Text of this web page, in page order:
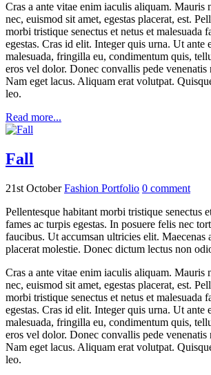
Cras a ante vitae enim iaculis aliquam. Mauris
nec, euismod sit amet, egestas placerat, est.
morbi tristique senectus et netus et malesuada
egestas. Cras id elit. Integer quis urna. Ut ante
malesuada, fringilla eu, condimentum quis,
eros vel dolor. Donec convallis pede
Nam eget lacus. Aliquam erat volutpat.
leo.
Read more...
Fall
21st OctoberFashion Portfolio 0 comment
Pellentesque habitant morbi tristique senectus
fames ac turpis egestas. In posuere felis nec
faucibus. Ut accumsan ultricies elit. Maecenas
placerat molestie. Donec dictum lectus non
Cras a ante vitae enim iaculis aliquam. Mauris
nec, euismod sit amet, egestas placerat, est.
morbi tristique senectus et netus et malesuada
egestas. Cras id elit. Integer quis urna. Ut ante
malesuada, fringilla eu, condimentum quis,
eros vel dolor. Donec convallis pede
Nam eget lacus. Aliquam erat volutpat.
leo.